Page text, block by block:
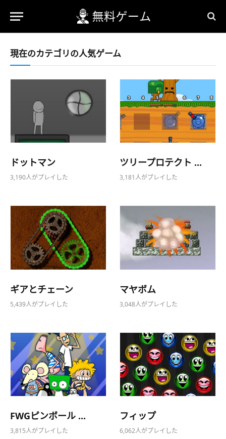
現在のカテゴリの人気ゲーム
ドットマン
3,190人がプレイした
ツリープロテクト ...
3,181人がプレイした
ギアとチェーン
5,439人がプレイした
マヤボム
3,048人がプレイした
FWGピンボール ...
3,815人がプレイした
フィップ
6,062人がプレイした